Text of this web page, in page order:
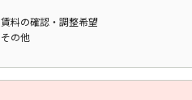
賃料の確認・調整希望
その他